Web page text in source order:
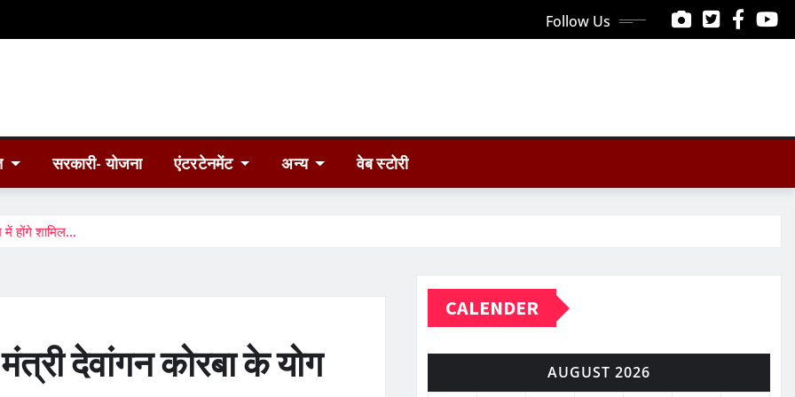
Follow Us
सरकारी- योजना एंटरटेनमेंट अन्य वेब स्टोरी
में होंगे शामिल…
मंत्री देवांगन कोरबा के योग
CALENDER
AUGUST 2026